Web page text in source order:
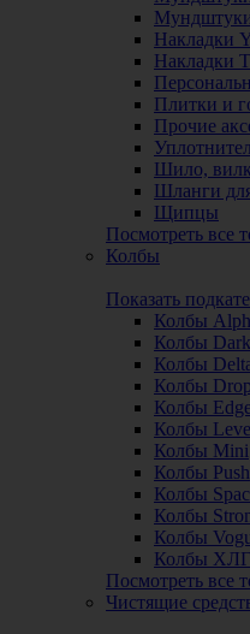
Накладки
Накладки
Плитки и
Прочие
Шило,
Шланги
Щипцы
Посмотреть все
Колбы
Показать
Колбы
Колбы
Колбы
Колбы Drop
Колбы
Колбы
Колбы Mini
Колбы Push
Колбы
Колбы
Колбы
Колбы
Посмотреть все
Чистящие